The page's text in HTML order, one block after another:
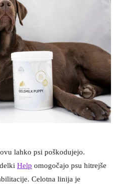
lahko psi poškodujejo.
Help omogočajo psu hitrejše
Celotna linija je